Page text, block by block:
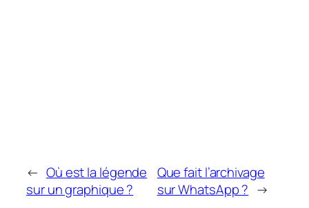
← Où est la légende
sur un graphique ?
Que fait l’archivage
sur WhatsApp ? →